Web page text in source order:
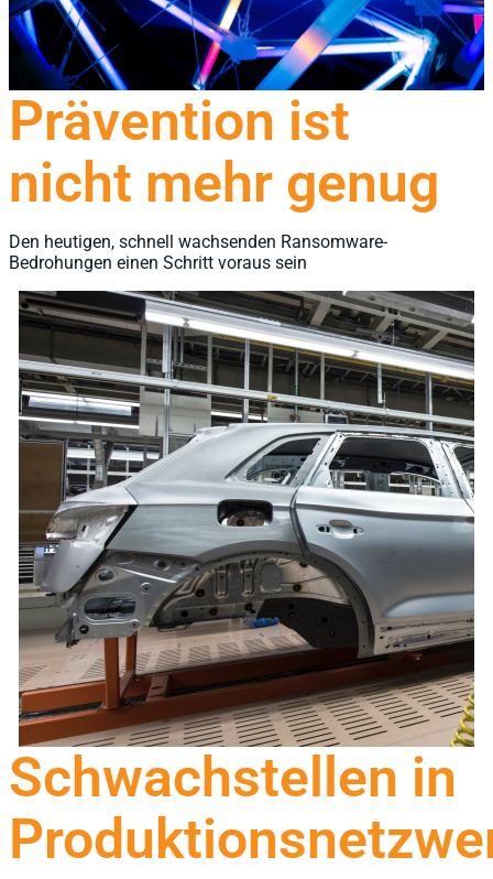
Prävention ist
nicht mehr genug
Den heutigen, schnell wachsenden Ransomware-
Bedrohungen einen Schritt voraus sein
Schwachstellen in